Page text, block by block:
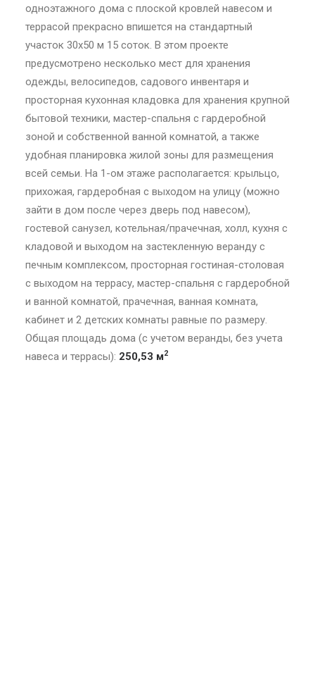
одноэтажного дома с плоской кровлей навесом и
террасой прекрасно впишется на стандартный
участок 30х50 м 15 соток. В этом проекте
предусмотрено несколько мест для хранения
одежды, велосипедов, садового инвентаря и
просторная кухонная кладовка для хранения крупной
бытовой техники, мастер-спальня с гардеробной
зоной и собственной ванной комнатой, а также
удобная планировка жилой зоны для размещения
всей семьи. На 1-ом этаже располагается: крыльцо,
прихожая, гардеробная с выходом на улицу (можно
зайти в дом после через дверь под навесом),
гостевой санузел, котельная/прачечная, холл, кухня с
кладовой и выходом на застекленную веранду с
печным комплексом, просторная гостиная-столовая
с выходом на террасу, мастер-спальня с гардеробной
и ванной комнатой, прачечная, ванная комната,
кабинет и 2 детских комнаты равные по размеру.
Общая площадь дома (с учетом веранды, без учета
навеса и террасы): 250,53 м2